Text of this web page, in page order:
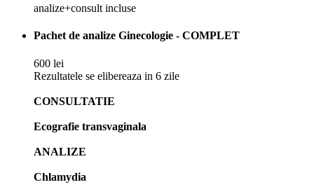
analize+consult incluse
Pachet de analize Ginecologie - COMPLET
600 lei
Rezultatele se elibereaza in 6 zile
CONSULTATIE
Ecografie transvaginala
ANALIZE
Chlamydia